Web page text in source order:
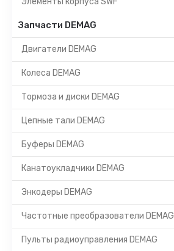
Запчасти DEMAG
Двигатели DEMAG
Колеса DEMAG
Тормоза и диски DEMAG
Цепные тали DEMAG
Буферы DEMAG
Канатоукладчики DEMAG
Энкодеры DEMAG
Частотные преобразователи DEMAG
Пульты радиоуправления DEMAG